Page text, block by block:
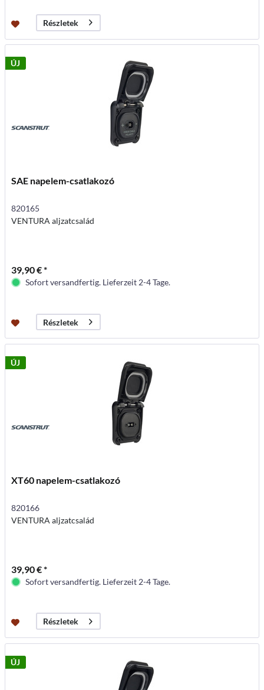
Részletek
ÚJ
SAE napelem-csatlakozó
820165
VENTURA aljzatcsalád
39,90 € *
Sofort versandfertig. Lieferzeit 2-4 Tage.
Részletek
ÚJ
XT60 napelem-csatlakozó
820166
VENTURA aljzatcsalád
39,90 € *
Sofort versandfertig. Lieferzeit 2-4 Tage.
Részletek
ÚJ